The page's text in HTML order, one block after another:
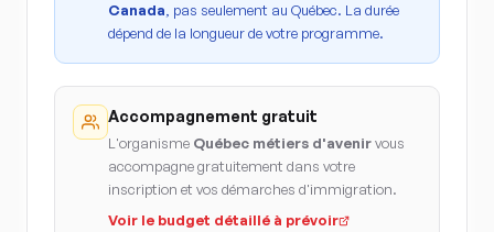
Canada , pas seulement au Québec. La durée
dépend de la longueur de votre programme.
Accompagnement gratuit
L'organisme Québec métiers d'avenirvous
accompagne gratuitement dans votre
inscription et vos démarches d'immigration.
Voir le budget détaillé à prévoir